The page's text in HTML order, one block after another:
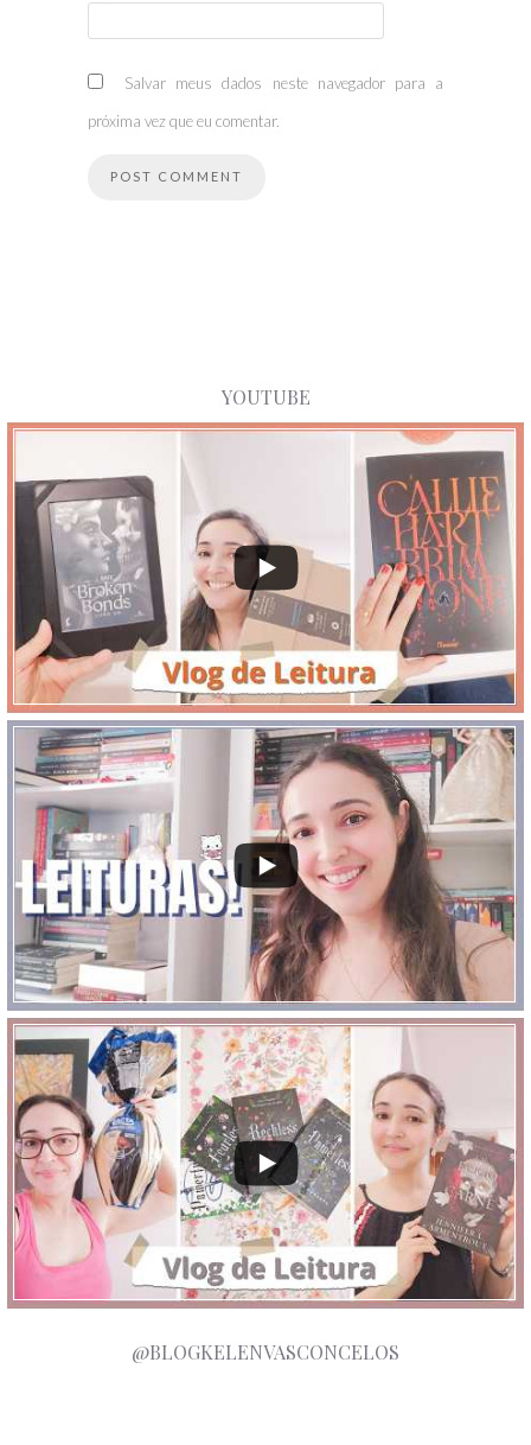
Salvar meus dados neste navegador para a
próxima vez que eu comentar.
YOUTUBE
@BLOGKELENVASCONCELOS